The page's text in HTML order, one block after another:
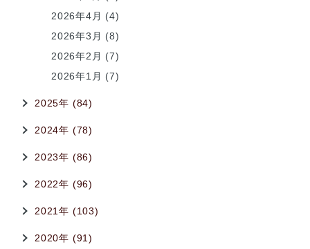
2026年4月 (4)
2026年3月 (8)
2026年2月 (7)
2026年1月 (7)
2025年 (84)
2024年 (78)
2023年 (86)
2022年 (96)
2021年 (103)
2020年 (91)